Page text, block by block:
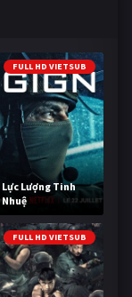
FULL HD VIETSUB
Lực Lượng Tinh
Nhuệ
FULL HD VIETSUB